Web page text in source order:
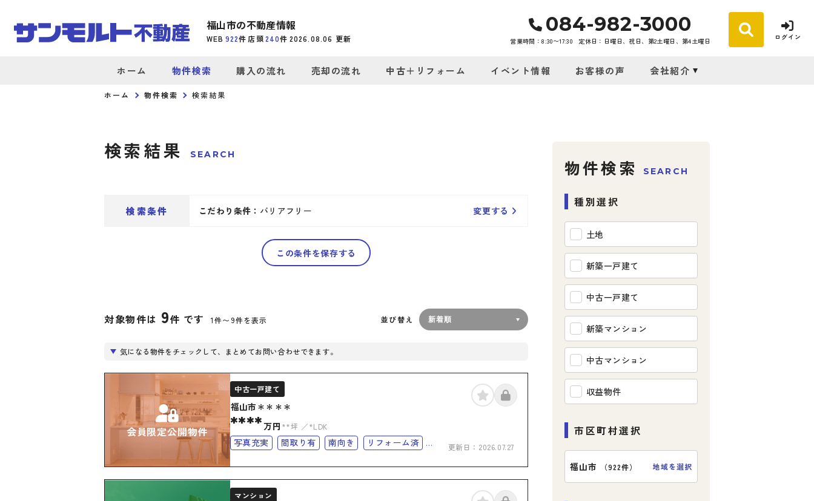
福山市の不動産情報
WEB 922件 店頭240件 2026.08.06 更新
084-982-3000
営業時間：8:30〜17:30 定休日：日曜日、祝日、第2土曜日、第4土曜日 ログイン
ホーム 物件検索 購入の流れ 売却の流れ 中古＋リフォーム イベント情報 お客様の声 会社紹介
ホーム 物件検索 検索結果
検索結果 SEARCH
検索条件 こだわり条件： バリアフリー 変更する
この条件を保存する
対象物件は 9件 です 1件〜9件を表示 並び替え
気になる物件をチェックして、まとめてお問い合わせできます。
会員限定公開物件
中古一戸建て
福山市＊＊＊＊
****万円 **坪 *LDK
写真充実 間取り有 南向き
リフォーム済
オール電化
更新日： 2026.07.27
マンション
物件検索 SEARCH
種別選択
土地
新築一戸建て
中古一戸建て
新築マンション
中古マンション
収益物件
市区町村選択
福山市 （922件） 地域を選択